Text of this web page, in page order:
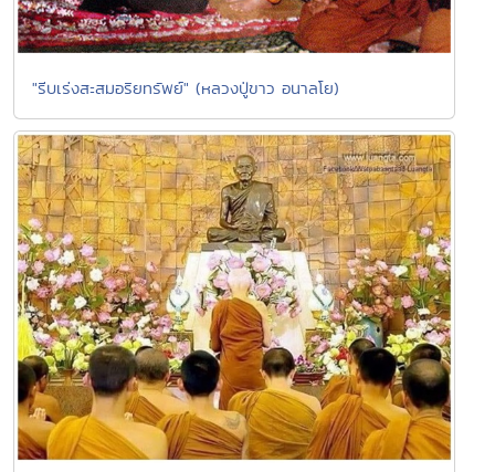
"รีบเร่งสะสมอริยทรัพย์" (หลวงปู่ขาว อนาลโย)